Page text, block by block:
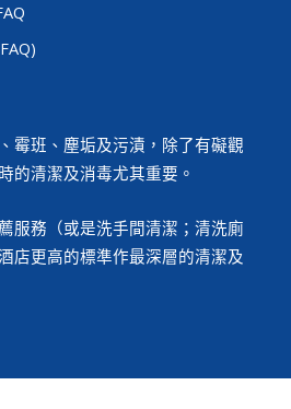
霉班、塵垢及污漬，除了有礙觀
的清潔及消毒尤其重要。
服務（或是洗手間清潔；清洗廁
店更高的標準作最深層的清潔及